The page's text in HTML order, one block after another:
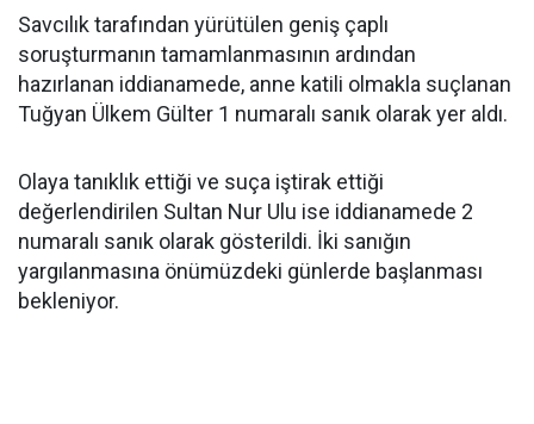
Savcılık tarafından yürütülen geniş çaplı
soruşturmanın tamamlanmasının ardından
hazırlanan iddianamede, anne katili olmakla suçlanan
Tuğyan Ülkem Gülter 1 numaralı sanık olarak yer aldı.
Olaya tanıklık ettiği ve suça iştirak ettiği
değerlendirilen Sultan Nur Ulu ise iddianamede 2
numaralı sanık olarak gösterildi. İki sanığın
yargılanmasına önümüzdeki günlerde başlanması
bekleniyor.